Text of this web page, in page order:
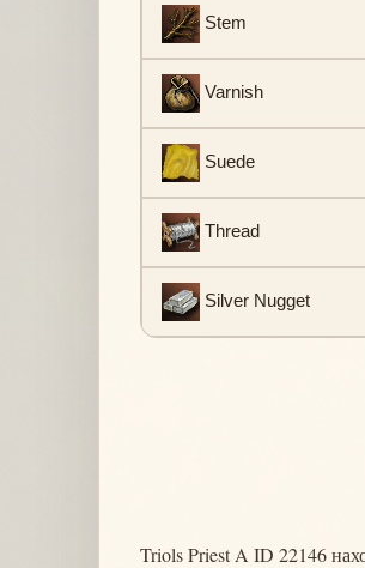
Stem
Varnish
Suede
Thread
Silver Nugget
Triols Priest A ID 22146